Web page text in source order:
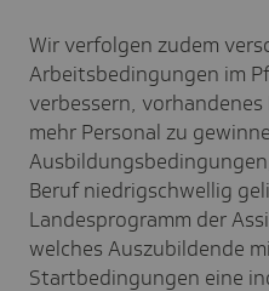
Wir verfolgen zudem
Arbeitsbedingungen im
verbessern,
mehr Personal zu
Beruf niedrigschwellig
Landesprogramm der
welches Auszubildende
Startbedingungen eine